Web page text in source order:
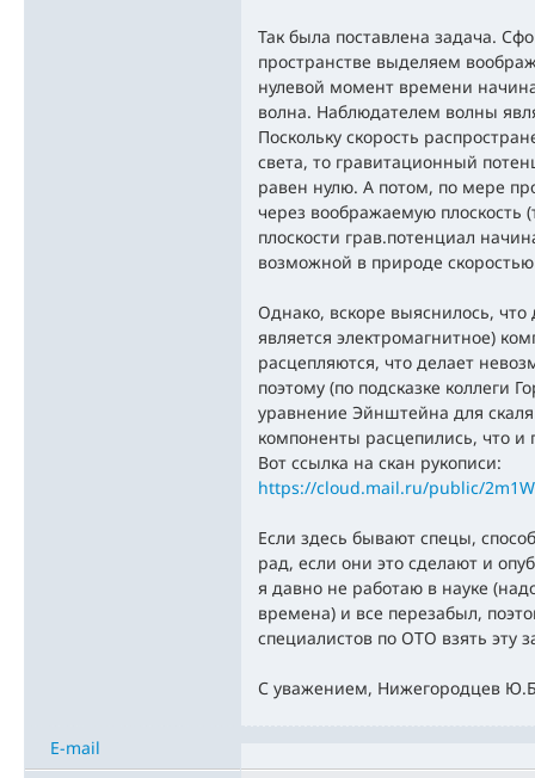
Так была поставлена задача.
пространстве выделяем
нулевой момент времени
волна. Наблюдателем волны
Поскольку скорость
света, то гравитационный
равен нулю. А потом, по мере
через воображаемую плоскость
плоскости грав.потенциал
возможной в природе
Однако, вскоре выяснилось, что
является электромагнитное)
расцепляются, что делает
поэтому (по подсказке коллеги
уравнение Эйнштейна для
компоненты расцепились, что и
Вот ссылка на скан рукописи:
https://cloud.mail.ru/public/
Если здесь бывают спецы,
рад, если они это сделают и
я давно не работаю в науке
времена) и все перезабыл,
специалистов по ОТО взять эту
С уважением, Нижегородцев
E-mail